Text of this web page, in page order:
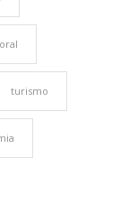
turismo